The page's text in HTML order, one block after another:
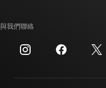
投資人關系
製造
交互參考搜索
客戶支援中心
訂購 FAQ
與我們聯絡